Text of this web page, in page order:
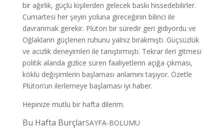
bir ağırlık, güçlü kişilerden gelecek baskı hissedebilirler.
Cumartesi her şeyin yoluna gireceğinin bilinci ile
davranmak gerekir. Plüton bir süredir geri gidiyordu ve
Oğlakların güçlenen ruhunu yalnız bırakmıştı. Güçsüzlük
ve acizlik deneyimleri ile tanıştırmıştı. Tekrar ileri gitmesi
politik alanda gizlice süren faaliyetlerin açığa çıkması,
köklü değişimlerin başlaması anlamını taşıyor. Özetle
Plüton’un ilerlemeye başlaması iyi haber.
Hepinize mutlu bir hafta dilerim.
Bu Hafta BurçlarSAYFA-BOLUMU